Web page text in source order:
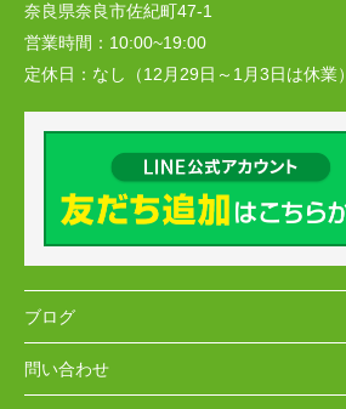
奈良県奈良市佐紀町47-1
営業時間： 10:00~19:00
定休日： なし（12月29日～1月3日は休業）
ブログ
問い合わせ